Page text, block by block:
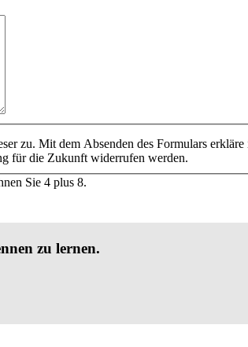
zu. Mit dem Absenden des Formulars
für die Zukunft widerrufen werden.
Sie 4 plus 8.
zu lernen.